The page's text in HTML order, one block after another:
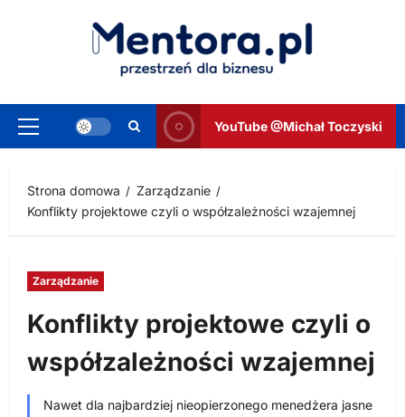
Menu
YouTube @Michał Toczyski
Strona domowa
Zarządzanie
Konflikty projektowe czyli o współzależności wzajemnej
Zarządzanie
Konflikty projektowe czyli o
współzależności wzajemnej
Nawet dla najbardziej nieopierzonego menedżera jasne